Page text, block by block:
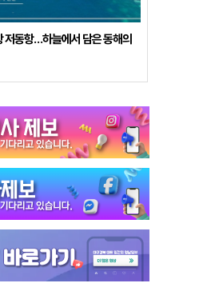
저동항…하늘에서 담은 동해의